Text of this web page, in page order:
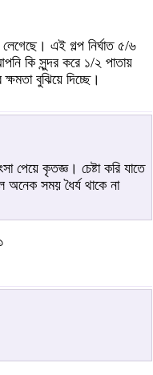
এই গল্প নির্ঘাত ৫/৬
কি সুন্দর করে ১/২ পাতায়
বুঝিয়ে দিচ্ছে।
পেয়ে কৃতজ্ঞ। চেষ্টা করি যাতে
অনেক সময় ধৈর্য থাকে না